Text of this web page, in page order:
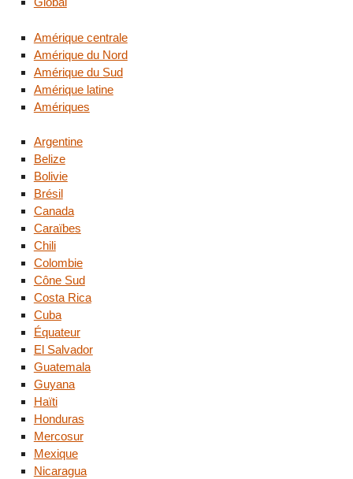
Amérique centrale
Amérique du Nord
Amérique du Sud
Amérique latine
Amériques
Argentine
Belize
Bolivie
Brésil
Canada
Caraïbes
Chili
Colombie
Cône Sud
Costa Rica
Cuba
Équateur
El Salvador
Guatemala
Guyana
Haïti
Honduras
Mercosur
Mexique
Nicaragua